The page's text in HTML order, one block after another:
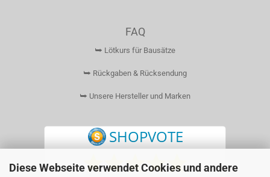
Diese Webseite verwendet Cookies und andere
FAQ
⮩ Lötkurs für Bausätze
⮩ Rückgaben & Rücksendung
⮩ Unsere Hersteller und Marken